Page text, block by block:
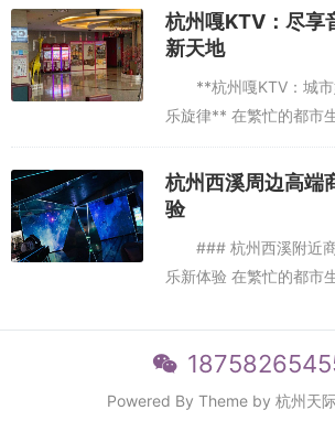
州市民和游客们热议的
竟有何魅力，值得...
杭州嘎KTV：尽享
新天地
**杭州嘎KTV：城市
乐旋律** 在繁忙的都市
放松心情、释放压力的
人的共同需求。杭州，
现代气息的城市，近...
杭州西溪周边高端
验
### 杭州西溪附近商
乐新体验 在繁忙的都市
为了许多商务人士和休
州，这座历史悠久而...
Powered By Theme by 杭州天